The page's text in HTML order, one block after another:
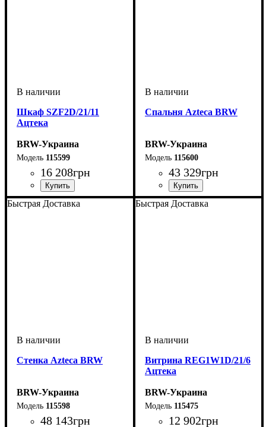
Шкаф SZF2D/21/11
Ацтека
BRW-Украина
115599
16 208грн
ширина, мм: 1050
высота, мм: 2100
глубина, мм: 600
Спальня Azteca BRW
BRW-Украина
115600
43 329грн
Быстрая Доставка
Стенка Azteca BRW
BRW-Украина
115598
48 143грн
Быстрая Доставка
Витрина REG1W1D/21/6
Ацтека
BRW-Украина
115475
12 902грн